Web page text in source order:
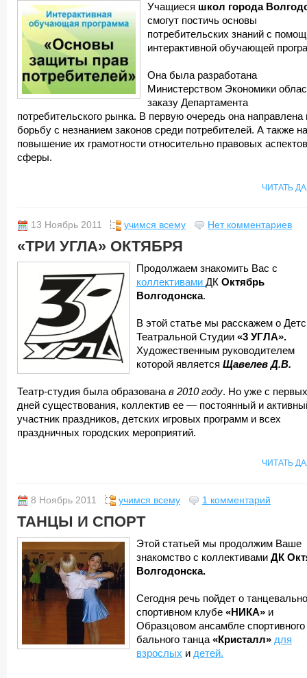
Учащиеся школ города
смогут постичь основы
потребительских знаний с
интерактивной обучающей
Она была разработана
Министерством Экономики
заказу Департамента
потребительского рынка. В первую очередь она направлена
борьбу с незнанием законов среди потребителей. А также на
повышение их грамотности относительно правовых
сферы.
ЧИТАТЬ
13 Ноябрь 2011 учимся всему Нет комментариев
«ТРИ УГЛА» ОКТЯБРЯ
Продолжаем знакомить Вас с
коллективами ДК Октябрь
Волгодонска.
В этой статье мы расскажем о
Театральной Студии «3 УГЛА».
Художественным руководителем
которой является Щавелев Д.В.
Театр-студия была образована в 2010 году. Но уже с первых
дней существования, коллектив ее — постоянный и
участник праздников, детских игровых программ и всех
праздничных городских мероприятий.
ЧИТАТЬ
8 Ноябрь 2011 учимся всему 1 комментарий
ТАНЦЫ И СПОРТ
Этой статьей мы продолжим Ваше
знакомство с коллективами ДК
Волгодонска.
Сегодня речь пойдет о
спортивном клубе «НИКА» и
Образцовом ансамбле спортивного
бального танца «Кристалл» для
взрослых и детей.